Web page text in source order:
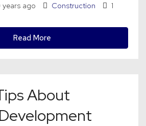
years ago Construction 1
Read More
About